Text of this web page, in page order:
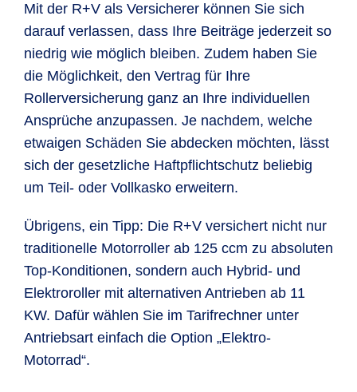
Mit der R+V als Versicherer können Sie sich
darauf verlassen, dass Ihre Beiträge jederzeit so
niedrig wie möglich bleiben. Zudem haben Sie
die Möglichkeit, den Vertrag für Ihre
Rollerversicherung ganz an Ihre individuellen
Ansprüche anzupassen. Je nachdem, welche
etwaigen Schäden Sie abdecken möchten, lässt
sich der gesetzliche Haftpflichtschutz beliebig
um Teil- oder Vollkasko erweitern.
Übrigens, ein Tipp: Die R+V versichert nicht nur
traditionelle Motorroller ab 125 ccm zu absoluten
Top-Konditionen, sondern auch Hybrid- und
Elektroroller mit alternativen Antrieben ab 11
KW. Dafür wählen Sie im Tarifrechner unter
Antriebsart einfach die Option „Elektro-
Motorrad“.